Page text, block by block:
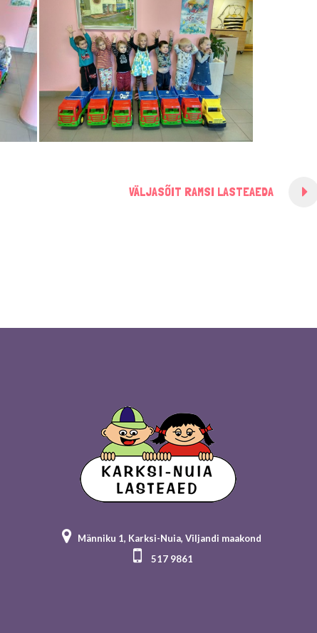
VÄLJASÕIT RAMSI LASTEAEDA
Männiku 1, Karksi-Nuia, Viljandi maakond
517 9861